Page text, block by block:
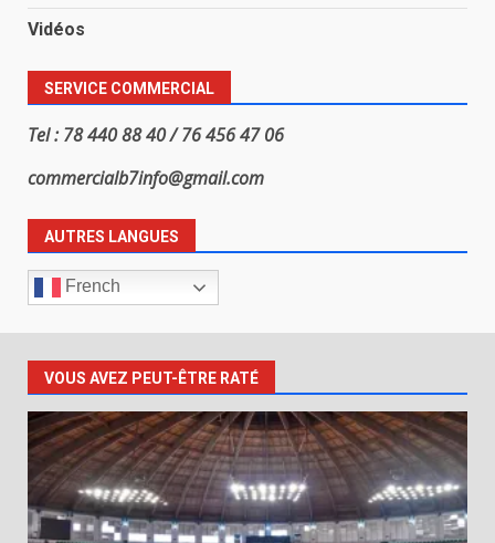
Vidéos
SERVICE COMMERCIAL
Tel : 78 440 88 40 / 76 456 47 06
commercialb7info@gmail.com
AUTRES LANGUES
French
VOUS AVEZ PEUT-ÊTRE RATÉ